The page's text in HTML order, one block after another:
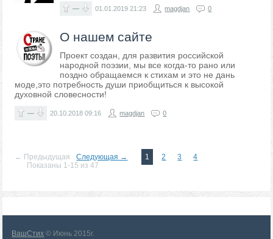
— 01.01.201921:23 magdjan 0
О нашем сайте
Проект создан, для развития российской
народной поэзии, мы все когда-то рано или
поздно обращаемся к стихам и это не дань
моде,это потребность души приобщиться к высокой
духовной словесности!
— 20.10.201809:16 magdjan 0
← Предыдущая Следующая → 1 2 3
4
Показаны 1-15 из 47
ВашСтих © Июнь 2015г.